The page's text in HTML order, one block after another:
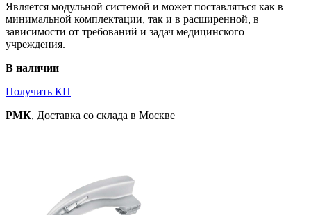
Является модульной системой и может поставляться как в
минимальной комплектации, так и в расширенной, в
зависимости от требований и задач медицинского
учреждения.
В наличии
Получить КП
РМК, Доставка со склада в Москве